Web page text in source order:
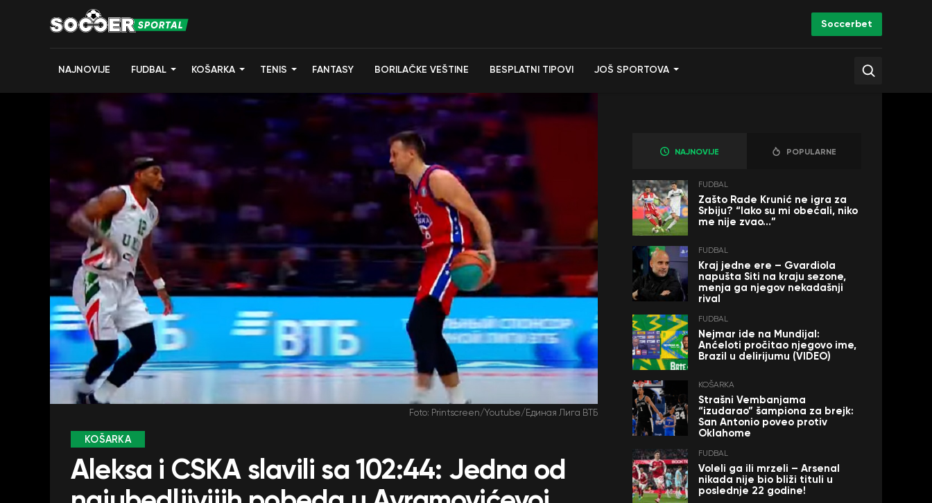
Soccerbet
NAJNOVIJE FUDBAL KOŠARKA TENIS FANTASY BORILAČKE VEŠTINE BESPLATNI TIPOVI JOŠ SPORTOVA
Foto: Printscreen/Youtube/Единая Лига ВТБ
KOŠARKA
Aleksa i CSKA slavili sa 102:44: Jedna od
NAJNOVIJE POPULARNE
FUDBAL
Zašto Rade Krunić ne igra za
Srbiju? “Iako su mi obećali, niko
me nije zvao…”
FUDBAL
Kraj jedne ere – Gvardiola
napušta Siti na kraju sezone,
menja ga njegov nekadašnji
rival
FUDBAL
Nejmar ide na Mundijal:
Anćeloti pročitao njegovo ime,
Brazil u delirijumu (VIDEO)
KOŠARKA
Strašni Vembanjama
“izudarao” šampiona za brejk:
San Antonio poveo protiv
Oklahome
FUDBAL
Voleli ga ili mrzeli – Arsenal
nikada nije bio bliži tituli u
poslednje 22 godine!